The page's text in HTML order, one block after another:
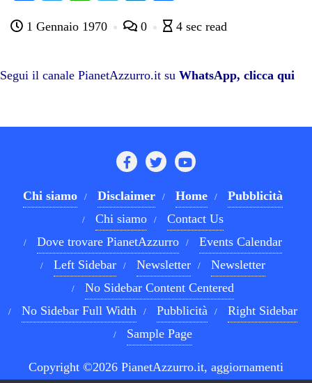
bo tte ts
pp
gr
m
ed di
di
1 Gennaio 1970 0 4 sec read
Segui il canale PianetAzzurro.it su WhatsApp, clicca qui
Chi siamo Disclaimer Home
Pubblicità
Chi siamo
Contact Us
Dove trovare PianetAzzurro
Events Calendar
Left Sidebar
Newsletter
Newsletter
No Sidebar Content Centered
No Sidebar Full Width
Pubblicità
Right Sidebar
Sample Page
Copyright ©2026 PianetAzzurro.it, aggiornamenti